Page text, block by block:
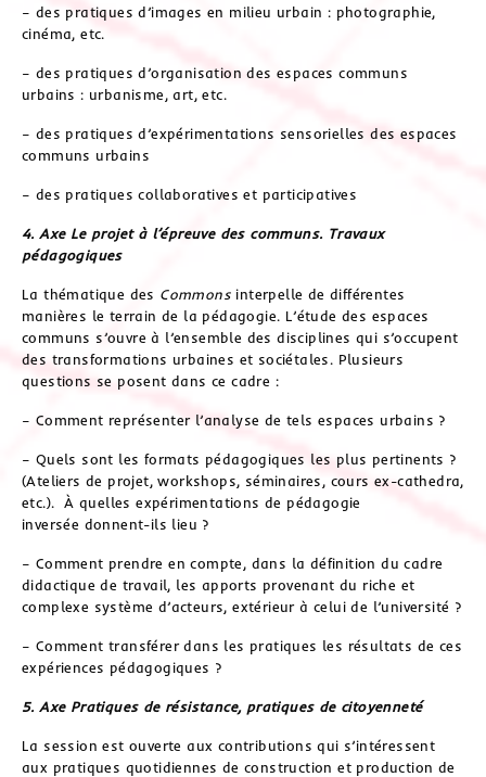
– des pratiques d’images en milieu urbain : photographie,
cinéma, etc.
– des pratiques d’organisation des espaces communs
urbains : urbanisme, art, etc.
– des pratiques d’expérimentations sensorielles des espaces
communs urbains
– des pratiques collaboratives et participatives
4. Axe Le projet à l’épreuve des communs. Travaux
pédagogiques
La thématique des Commons interpelle de différentes
manières le terrain de la pédagogie. L’étude des espaces
communs s’ouvre à l’ensemble des disciplines qui s’occupent
des transformations urbaines et sociétales. Plusieurs
questions se posent dans ce cadre :
– Comment représenter l’analyse de tels espaces urbains ?
– Quels sont les formats pédagogiques les plus pertinents ?
(Ateliers de projet, workshops, séminaires, cours ex-cathedra,
etc.). À quelles expérimentations de pédagogie
inversée donnent-ils lieu ?
– Comment prendre en compte, dans la définition du cadre
didactique de travail, les apports provenant du riche et
complexe système d’acteurs, extérieur à celui de l’université ?
– Comment transférer dans les pratiques les résultats de ces
expériences pédagogiques ?
5. Axe Pratiques de résistance, pratiques de citoyenneté
La session est ouverte aux contributions qui s’intéressent
aux pratiques quotidiennes de construction et production de